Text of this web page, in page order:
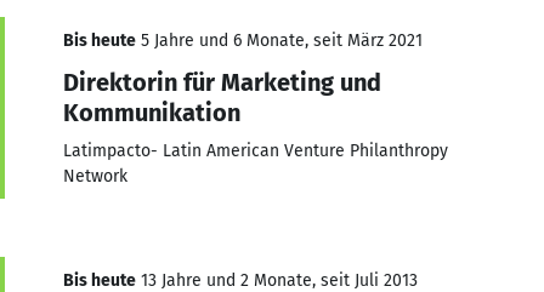
Bis heute 5 Jahre und 6 Monate, seit März 2021
Direktorin für Marketing und
Kommunikation
Latimpacto- Latin American Venture Philanthropy
Network
Bis heute 13 Jahre und 2 Monate, seit Juli 2013